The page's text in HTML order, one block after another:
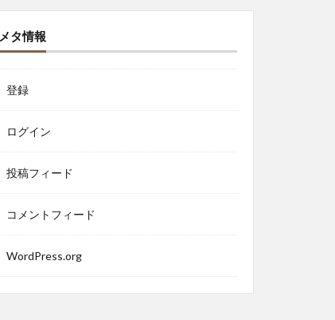
メタ情報
登録
ログイン
投稿フィード
コメントフィード
WordPress.org